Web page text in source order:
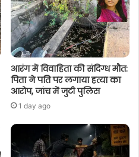
आरंग में विवाहिता की संदिग्ध मौत:
पिता ने पति पर लगाया हत्या का
आरोप, जांच में जुटी पुलिस
1 day ago